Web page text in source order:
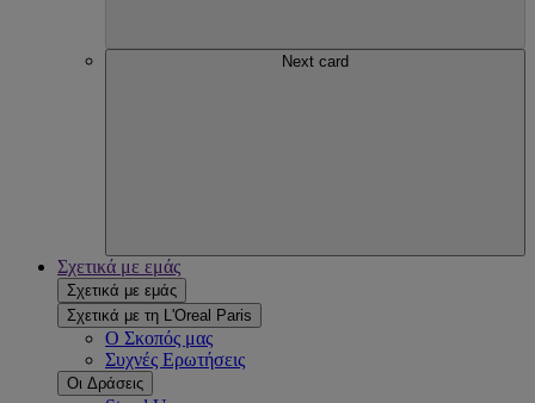
Next card
Σχετικά με εμάς
Σχετικά με εμάς
Σχετικά με τη L'Oreal Paris
Ο Σκοπός μας
Συχνές Ερωτήσεις
Οι Δράσεις